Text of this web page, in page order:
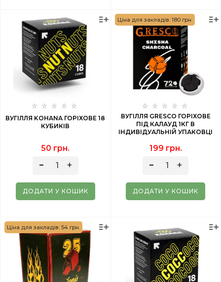
ВУГІЛЛЯ KOHANA ГОРІХОВЕ 18
КУБИКІВ
50 грн.
ДОДАТИ У КОШИК
Ціна для закладів: 180 грн.
ВУГІЛЛЯ GRESCO ГОРІХОВЕ
ПІД КАЛАУД 1КГ В
ІНДИВІДУАЛЬНІЙ УПАКОВЦІ
199 грн.
ДОДАТИ У КОШИК
Ціна для закладів: 54 грн.